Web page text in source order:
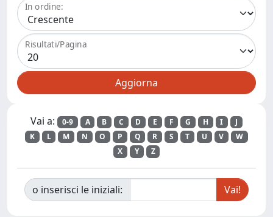
In ordine:
Risultati/Pagina
Vai a: 0-9 A B C D E F G H I
J
K
L M N O P Q R S T U V
W
X
Y Z
o inserisci le iniziali: